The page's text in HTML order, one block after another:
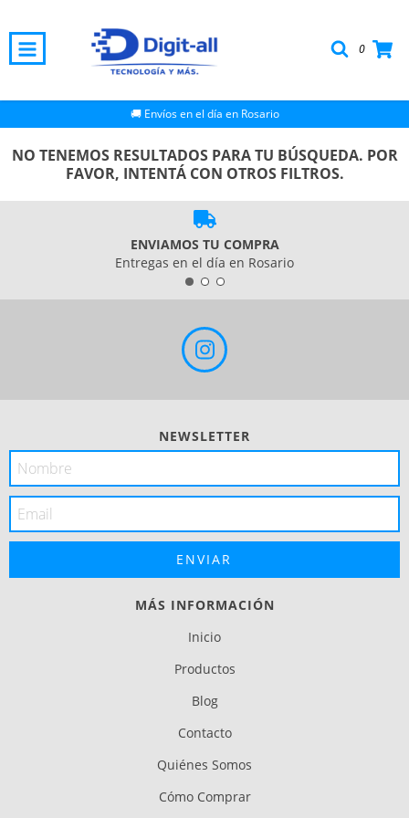
0
🚚 Envíos en el día en Rosario
NO TENEMOS RESULTADOS PARA TU BÚSQUEDA. POR
FAVOR, INTENTÁ CON OTROS FILTROS.
ENVIAMOS TU COMPRA
Entregas en el día en Rosario
NEWSLETTER
MÁS INFORMACIÓN
Inicio
Productos
Blog
Contacto
Quiénes Somos
Cómo Comprar